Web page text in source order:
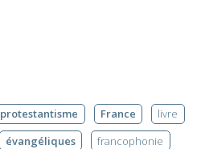
protestantisme France
livre
évangéliques francophonie